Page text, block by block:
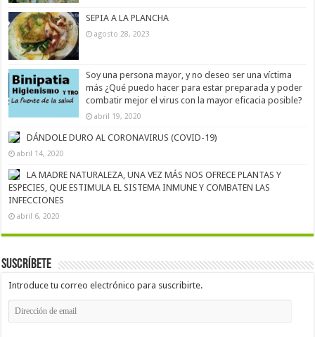
SEPIA A LA PLANCHA
agosto 28, 2023
Soy una persona mayor, y no deseo ser una víctima
más ¿Qué puedo hacer para estar preparada y poder
combatir mejor el virus con la mayor eficacia posible?
abril 19, 2020
DÁNDOLE DURO AL CORONAVIRUS (COVID-19)
abril 14, 2020
LA MADRE NATURALEZA, UNA VEZ MÁS NOS OFRECE PLANTAS Y
ESPECIES, QUE ESTIMULA EL SISTEMA INMUNE Y COMBATEN LAS
INFECCIONES
abril 6, 2020
Suscríbete
Introduce tu correo electrónico para suscribirte.
Dirección
de